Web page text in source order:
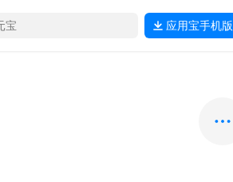
应用宝手机版